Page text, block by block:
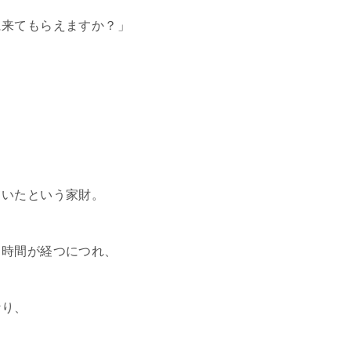
てもらえますか？」
たという家財。
間が経つにつれ、
、